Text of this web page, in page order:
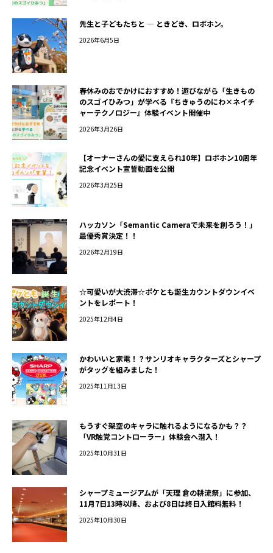
先生と子どもたちと ― ときどき、ロボホン。
2026年6月5日
春休みのおでかけにおすすめ！遊びながら「生きもの
のスゴイひみつ」が学べる『ちきゅうのにわ×ネイチ
ャーテクノロジー』体験イベント開催中
2026年3月26日
【オーナーさんの愛に支えられ10年】ロボホン10周年
記念イベント宣誓動画を公開
2026年3月25日
ハッカソン「Semantic Cameraで未来を創ろう！」
最優秀賞決定！！
2026年2月19日
☆可愛いが大渋滞☆ポケとも誕生カウントダウンイベ
ントをレポート！
2025年12月4日
かわいいと家電！？サンリオキャラクターズとシャープ
がタッグを組みました！
2025年11月13日
もうすぐ架空のキャラに触れるようになるかも？？
「VR触覚コントローラー」体験会へ潜入！
2025年10月31日
シャープミュージアムが「天理 倉の耕流祭」に参加、
11月7日13時以降、および8日は終日入館料無料！
2025年10月30日